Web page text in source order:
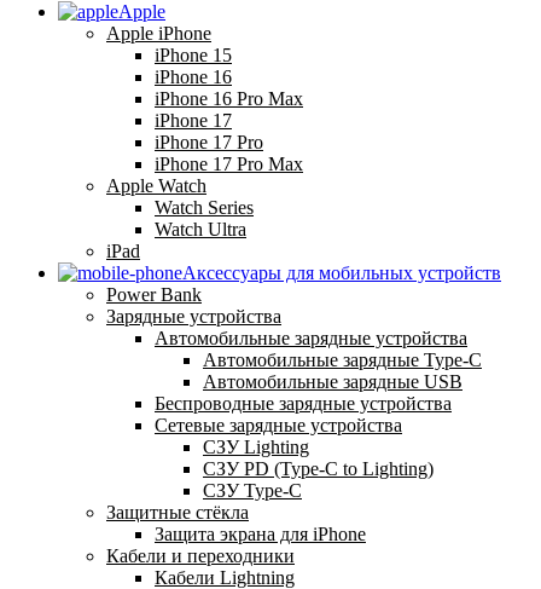
Apple
Apple iPhone
iPhone 15
iPhone 16
iPhone 16 Pro Max
iPhone 17
iPhone 17 Pro
iPhone 17 Pro Max
Apple Watch
Watch Series
Watch Ultra
iPad
Аксессуары для мобильных устройств
Power Bank
Зарядные устройства
Автомобильные зарядные устройства
Автомобильные зарядные Type-C
Автомобильные зарядные USB
Беспроводные зарядные устройства
Сетевые зарядные устройства
СЗУ Lighting
СЗУ PD (Type-C to Lighting)
СЗУ Type-C
Защитные стёкла
Защита экрана для iPhone
Кабели и переходники
Кабели Lightning